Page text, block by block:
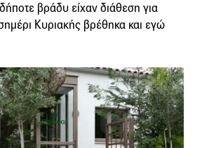
βράδυ είχαν διάθεση για
Κυριακής βρέθηκα και εγώ